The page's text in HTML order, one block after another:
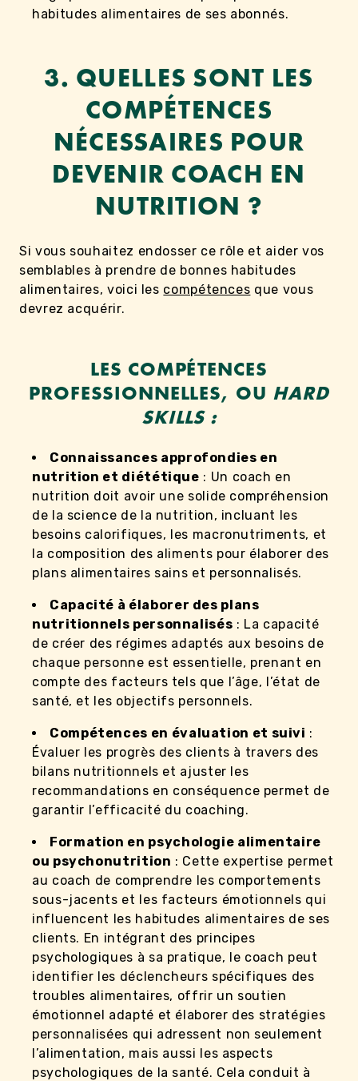
habitudes alimentaires de ses abonnés.
3. QUELLES SONT LES
COMPÉTENCES
NÉCESSAIRES POUR
DEVENIR COACH EN
NUTRITION ?
Si vous souhaitez endosser ce rôle et aider vos
semblables à prendre de bonnes habitudes
alimentaires, voici les compétences que vous
devrez acquérir.
LES COMPÉTENCES
PROFESSIONNELLES, OU HARD
SKILLS :
Connaissances approfondies en
nutrition et diététique : Un coach en
nutrition doit avoir une solide compréhension
de la science de la nutrition, incluant les
besoins calorifiques, les macronutriments, et
la composition des aliments pour élaborer des
plans alimentaires sains et personnalisés.
Capacité à élaborer des plans
nutritionnels personnalisés : La capacité
de créer des régimes adaptés aux besoins de
chaque personne est essentielle, prenant en
compte des facteurs tels que l’âge, l’état de
santé, et les objectifs personnels.
Compétences en évaluation et suivi :
Évaluer les progrès des clients à travers des
bilans nutritionnels et ajuster les
recommandations en conséquence permet de
garantir l’efficacité du coaching.
Formation en psychologie alimentaire
ou psychonutrition : Cette expertise permet
au coach de comprendre les comportements
sous-jacents et les facteurs émotionnels qui
influencent les habitudes alimentaires de ses
clients. En intégrant des principes
psychologiques à sa pratique, le coach peut
identifier les déclencheurs spécifiques des
troubles alimentaires, offrir un soutien
émotionnel adapté et élaborer des stratégies
personnalisées qui adressent non seulement
l’alimentation, mais aussi les aspects
psychologiques de la santé. Cela conduit à